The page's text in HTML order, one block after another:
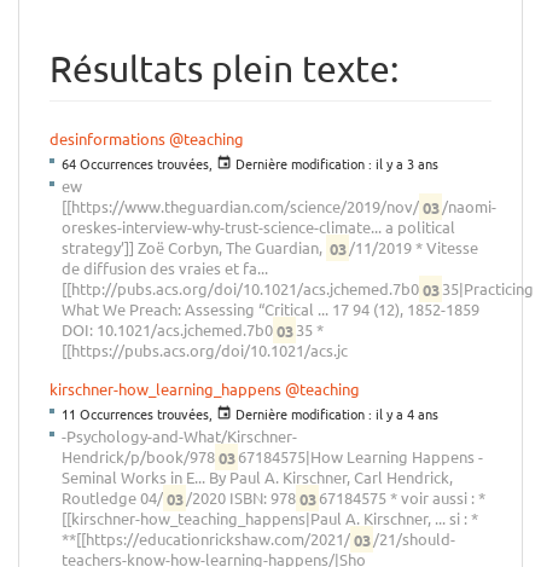
Résultats plein texte:
desinformations@teaching
64 Occurrences trouvées, Dernière modification : il y a 3 ans
ew
[[https://www.theguardian.com/science/2019/nov/03 /naomi-
oreskes-interview-why-trust-science-climate... a political
strategy’]] Zoë Corbyn, The Guardian, 03 /11/2019 * Vitesse
de diffusion des vraies et fa...
[[http://pubs.acs.org/doi/10.1021/acs.jchemed.7b003 35|Practicing
What We Preach: Assessing “Critical ... 17 94 (12), 1852-1859
DOI: 10.1021/acs.jchemed.7b003 35 *
[[https://pubs.acs.org/doi/10.1021/acs.jc
kirschner-how_learning_happens@teaching
11 Occurrences trouvées, Dernière modification : il y a 4 ans
-Psychology-and-What/Kirschner-
Hendrick/p/book/97803 67184575|How Learning Happens -
Seminal Works in E... By Paul A. Kirschner, Carl Hendrick,
Routledge 04/03 /2020 ISBN: 9780367184575 * voir aussi : *
[[kirschner-how_teaching_happens|Paul A. Kirschner, ... si : *
**[[https://educationrickshaw.com/2021/03 /21/should-
teachers-know-how-learning-happens/|Sho